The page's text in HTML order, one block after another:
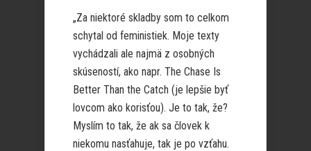
„Za niektoré skladby som to celkom
schytal od feministiek. Moje texty
vychádzali ale najmä z osobných
skúseností, ako napr. The Chase Is
Better Than the Catch (je lepšie byť
lovcom ako korisťou). Je to tak, že?
Myslím to tak, že ak sa človek k
niekomu nasťahuje, tak je po vzťahu.